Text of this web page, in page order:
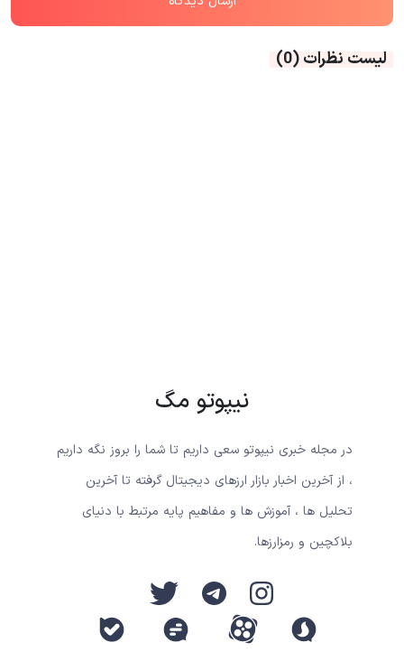
لیست نظرات(0)
نیپوتو مگ
در مجله خبری نیپوتو سعی داریم تا شما را بروز نگه داریم
، از آخرین اخبار بازار ارزهای دیجیتال گرفته تا آخرین
تحلیل ها ، آموزش ها و مفاهیم پایه مرتبط با دنیای
بلاکچین و رمزارزها.